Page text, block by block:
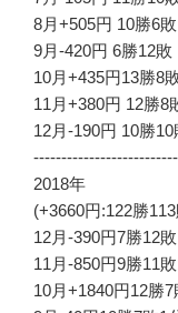
8月+505円 10勝6敗
9月-420円 6勝12敗
10月+435円13勝8
11月+380円 12勝8
12月-190円 10勝10
2018年
(+3660円:122勝113
12月-390円7勝12敗
11月-850円9勝11
10月+1840円12勝7